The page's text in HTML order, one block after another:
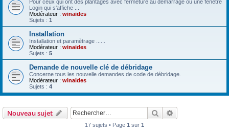
Pour ceux qui ont des plantages avec fermeture au démarrage ou une fenetre
Login qui s'affiche ...
Modérateur : winaides
Sujets : 1
Installation
Installation et paramètrage ......
Modérateur : winaides
Sujets : 5
Demande de nouvelle clé de débridage
Concerne tous les nouvelle demandes de code de débridage.
Modérateur : winaides
Sujets : 4
Nouveau sujet Rechercher
17 sujets • Page 1 sur 1